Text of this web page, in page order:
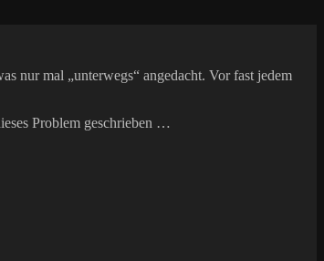
nur mal „unterwegs“ angedacht. Vor fast jedem
Problem geschrieben …